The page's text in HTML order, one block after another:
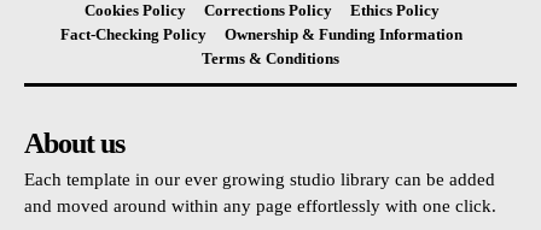
Cookies Policy
Corrections Policy
Ethics Policy
Fact-Checking Policy
Ownership & Funding Information
Terms & Conditions
About us
Each template in our ever growing studio library can be added
and moved around within any page effortlessly with one click.